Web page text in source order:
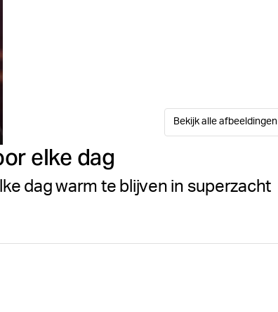
Bekijk alle afbeeldingen
elke dag
dag warm te blijven in superzacht